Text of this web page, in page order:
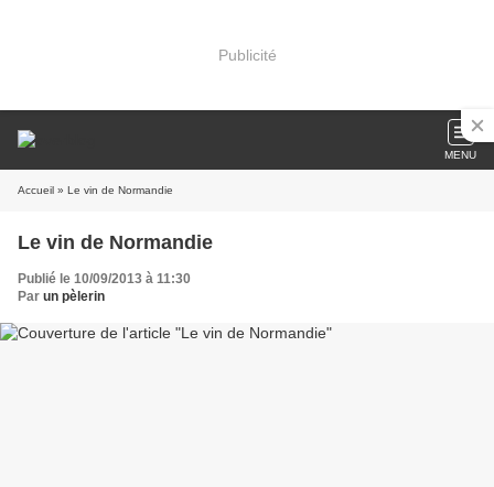
Publicité
MENU
Accueil » Le vin de Normandie
Le vin de Normandie
Publié le 10/09/2013 à 11:30
Par un pèlerin